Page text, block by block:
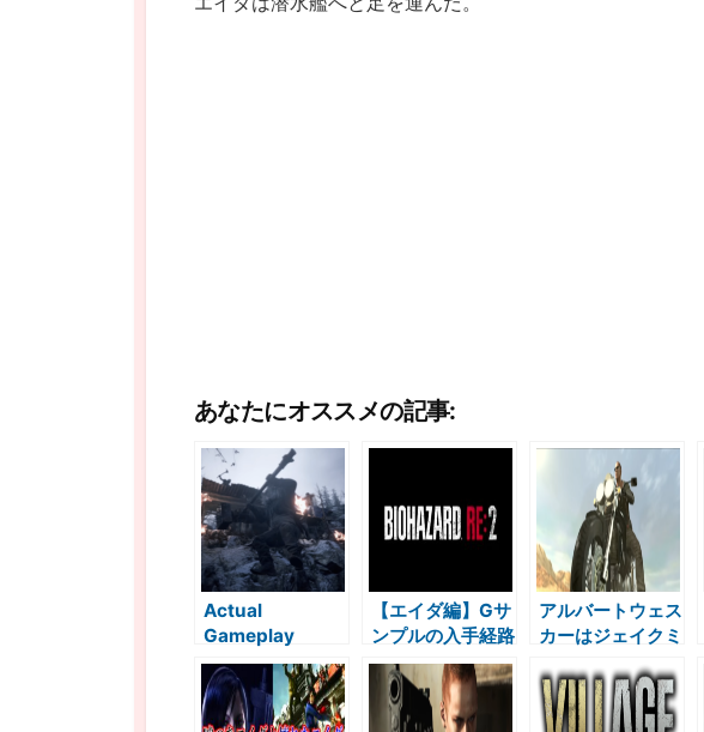
あなたにオススメの記事:
Actual
Gameplay
Resident Evil
VILLAGE
ENGLISH
【エイダ編】Gサ
ンプルの入手経路
バイオハザード2
考察
アルバートウェス
カーはジェイクミ
っているのか？
バイオハザード6